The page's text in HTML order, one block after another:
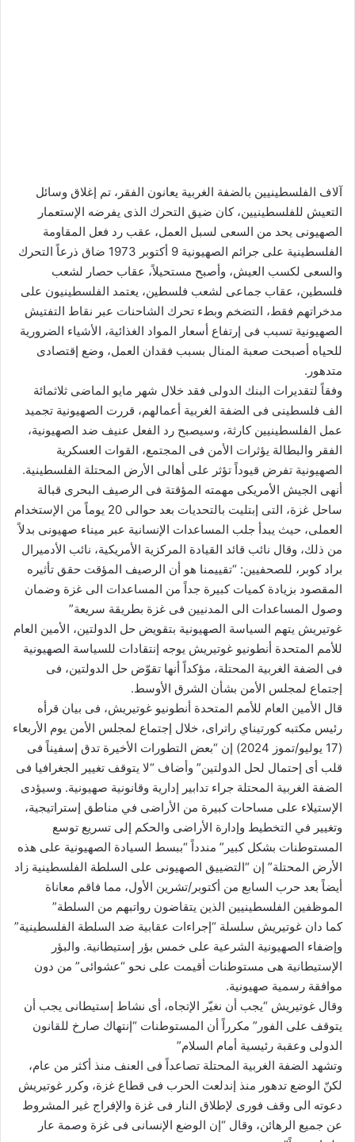
آلاف الفلسطينيين بالضفة الغربية يعانون الفقر، تم إغلاق وسائل
التعيش للفلسطينيين، كان ضيق التحرك الذى يفرضه الإستعمار
الصهيونى يحد من السعى لسبل العمل، عقب رد فعل المقاومة
الفلسطينية على جرائم الصهيونية 9 أكتوبر 1973 ضاق ذرعاً التحرك
والسعى لكسب العيش، وأصبح مستحيلاً، عقاب حصار لشعب
فلسطين، عقاب جماعى لشعب فلسطين، يعتمد الفلسطينيون على
مدخراتهم فقط، التضخم وبطء تحرك الشاحنات عبر نقاط التفتيش
الصهيونية تسبب فى إرتفاع أسعار المواد الغذائية، الأشياء الضرورية
للحياه أصبحت صعبة المنال بسبب فقدان العمل، وضع إقتصادى
متدهور.
وفقاً لتقديرات البنك الدولى فقد خلال شهر مايو الماضى ثلاثمائة
الف فلسطينى فى الضفة الغربية أعمالهم، قررت الصهيونية تجميد
عمل الفلسطينيين كارثة، وسيصبح رد الفعل عنيف ضد الصهيونية،
الفقر والبطالة يؤثرات الأمن فى المجتمع، القوات العسكرية
الصهيونية تفرض قيوداً تؤثر على أهالى الأرض المحتلة الفلسطينية.
أنهى الجيش الأمريكى مهمته المؤقتة فى الرصيف البحرى قبالة
ساحل غزة، التى إبتليت بالتحديات بعد حوالى 20 يوماً من الإستخدام
العملى، حيث يبدأ جلب المساعدات الإنسانية عبر ميناء صهيونى بدلاً
من ذلك، وقال نائب قائد القيادة المركزية الأمريكية، نائب الأدميرال
براد كوبر، للصحفيين: “تقييمنا هو أن الرصيف المؤقت حقق تأثيره
المقصود بزيادة كميات كبيرة جداً من المساعدات الى غزة وضمان
وصول المساعدات الى المدنيين فى غزة بطريقة سريعة”
غوتيريش يتهم السياسة الصهيونية بتقويض حل الدولتين، الأمين العام
للأمم المتحدة أنطونيو غوتيريش يوجه إنتقادات للسياسة الصهيونية
فى الضفة الغربية المحتلة، مؤكداً أنها تقوّض حل الدولتين، فى
إجتماع لمجلس الأمن بشأن الشرق الأوسط.
قال الأمين العام للأمم المتحدة أنطونيو غوتيريش، فى بيان قرأه
رئيس مكتبه كورتيناي راتراى، خلال إجتماع لمجلس الأمن يوم الأربعاء
(17 يوليو/تموز 2024) إن “بعض التطورات الأخيرة تدق إسفيناً فى
قلب أى إحتمال لحل الدولتين” وأضاف “لا يتوقف تغيير الجغرافيا فى
الضفة الغربية المحتلة جراء تدابير إدارية وقانونية صهيونية. وسيؤدى
الإستيلاء على مساحات كبيرة من الأراضى في مناطق إستراتيجية،
وتغيير في التخطيط وإدارة الأراضى والحكم إلى تسريع توسع
المستوطنات بشكل كبير” مندداً “ببسط السيادة الصهيونية على هذه
الأرض المحتلة” إن “التضييق الصهيونى على السلطة الفلسطينية زاد
أيضاً بعد حرب السابع من أكتوبر/تشرين الأول، مما فاقم معاناة
الموظفين الفلسطينيين الذين يتقاضون رواتبهم من السلطة”
كما دان غوتيريش سلسلة “إجراءات عقابية ضد السلطة الفلسطينية”
وإضفاء الصهيونية الشرعية على خمس بؤر إستيطانية. والبؤر
الإستيطانية هى مستوطنات أقيمت على نحو “عشوائى” من دون
موافقة رسمية صهيونية.
وقال غوتيريش “يجب أن نغيّر الإتجاه، أى نشاط إستيطانى يجب أن
يتوقف على الفور” مكرراً أن المستوطنات “إنتهاك صارخ للقانون
الدولى وعقبة رئيسية أمام السلام”
وتشهد الضفة الغربية المحتلة تصاعداً فى العنف منذ أكثر من عام،
لكنّ الوضع تدهور منذ إندلعت الحرب فى قطاع غزة، وكرر غوتيريش
دعوته الى وقف فورى لإطلاق النار فى غزة والإفراج غير المشروط
عن جميع الرهائن، وقال “إن الوضع الإنسانى فى غزة وصمة عار